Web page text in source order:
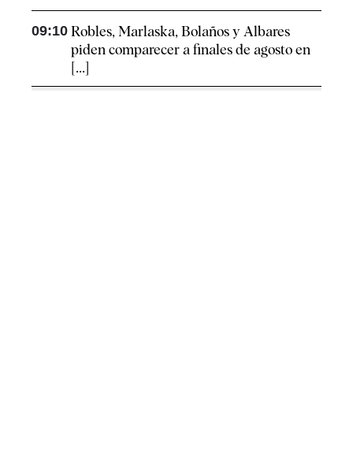
09:10 Robles, Marlaska, Bolaños y Albares
piden comparecer a finales de agosto en
[...]